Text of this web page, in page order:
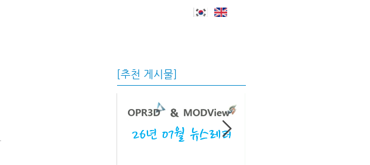
[추천 게시물]